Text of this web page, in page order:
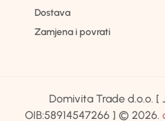
Dostava
Zamjena i povrati
Domivita Trade d.o.o. [
OIB:58914547266 ] © 2026.